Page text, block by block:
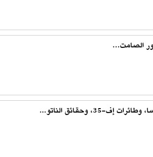
الصامت...
إف-35، وحقائق الناتو…